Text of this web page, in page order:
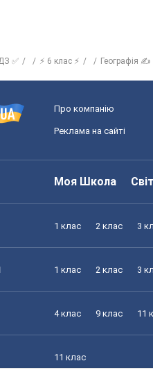
✅ ⚡ 6 клас ⚡ Географія ✍
Про компанію
Реклама на сайті
Моя Школа Світ
1 клас 2 клас 3
1 клас 2 клас 3
4 клас 9 клас 11
11 клас